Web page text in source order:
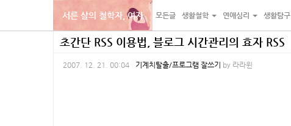
서른 살의 철학자, 여자 모든글 생활철학 연애심리 생활탐구
초간단 RSS 이용법, 블로그 시간관리의 효자 RSS
2007. 12. 21. 00:04 기계치탈출/프로그램 잘쓰기 by 라라윈